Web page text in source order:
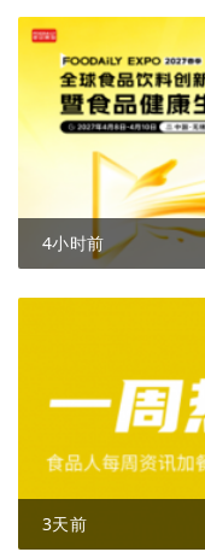
4小时前
3天前